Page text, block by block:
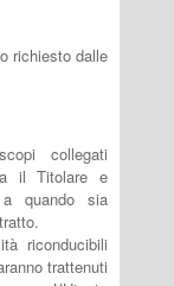
richiesto dalle
collegati
il Titolare e
a quando sia
riconducibili
trattenuti